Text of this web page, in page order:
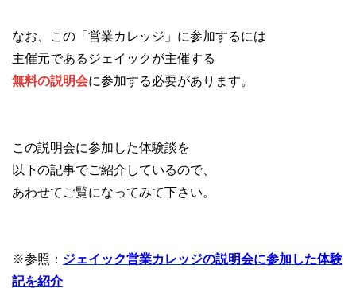
なお、この「営業カレッジ」に参加するには
主催元であるジェイックが主催する
無料の説明会に参加する必要があります。
この説明会に参加した体験談を
以下の記事でご紹介しているので、
あわせてご覧になってみて下さい。
※参照： ジェイック営業カレッジの説明会に参加した体験
記を紹介